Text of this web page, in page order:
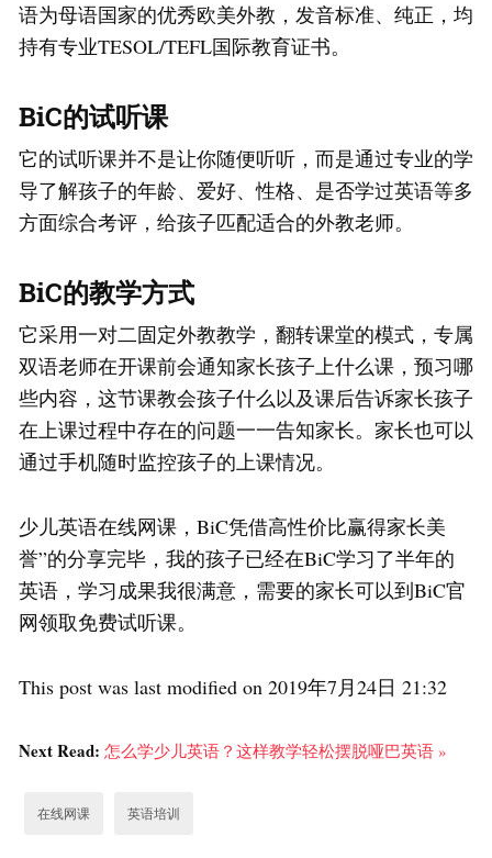
语为母语国家的优秀欧美外教，发音标准、纯正，均
持有专业TESOL/TEFL国际教育证书。
BiC的试听课
它的试听课并不是让你随便听听，而是通过专业的学
导了解孩子的年龄、爱好、性格、是否学过英语等多
方面综合考评，给孩子匹配适合的外教老师。
BiC的教学方式
它采用一对二固定外教教学，翻转课堂的模式，专属
双语老师在开课前会通知家长孩子上什么课，预习哪
些内容，这节课教会孩子什么以及课后告诉家长孩子
在上课过程中存在的问题一一告知家长。家长也可以
通过手机随时监控孩子的上课情况。
少儿英语在线网课，BiC凭借高性价比赢得家长美
誉”的分享完毕，我的孩子已经在BiC学习了半年的
英语，学习成果我很满意，需要的家长可以到BiC官
网领取免费试听课。
This post was last modified on 2019年7月24日 21:32
Next Read: 怎么学少儿英语？这样教学轻松摆脱哑巴英语 »
在线网课 英语培训